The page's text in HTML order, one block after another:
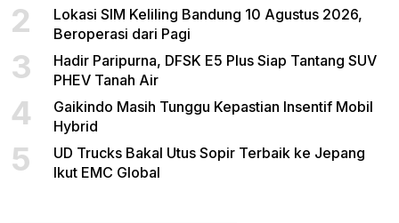
2
Lokasi SIM Keliling Bandung 10 Agustus 2026,
Beroperasi dari Pagi
3
Hadir Paripurna, DFSK E5 Plus Siap Tantang SUV
PHEV Tanah Air
4
Gaikindo Masih Tunggu Kepastian Insentif Mobil
Hybrid
5
UD Trucks Bakal Utus Sopir Terbaik ke Jepang
Ikut EMC Global